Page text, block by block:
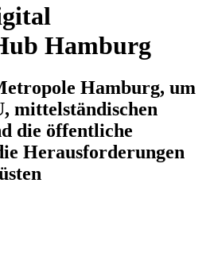
Hamburg
Hamburg, um
mittelständischen
die öffentliche
Herausforderungen